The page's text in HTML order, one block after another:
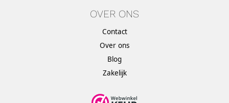
OVER ONS
Contact
Over ons
Blog
Zakelijk